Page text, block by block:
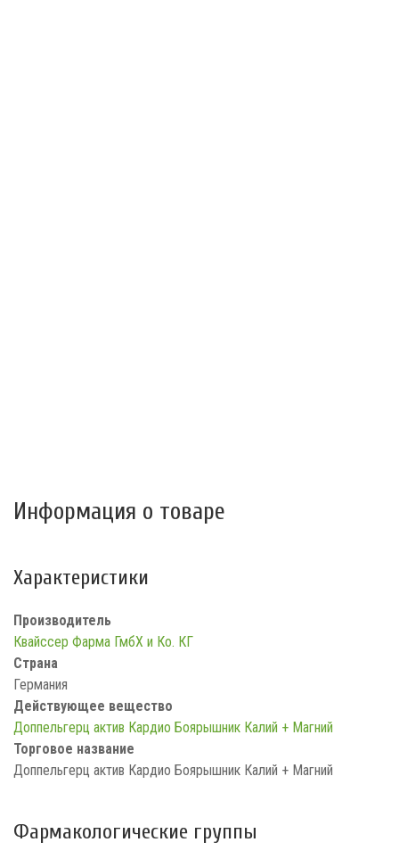
Информация о товаре
Характеристики
Производитель
Квайссер Фарма ГмбХ и Ко. КГ
Страна
Германия
Действующее вещество
Доппельгерц актив Кардио Боярышник Калий + Магний
Торговое название
Доппельгерц актив Кардио Боярышник Калий + Магний
Фармакологические группы